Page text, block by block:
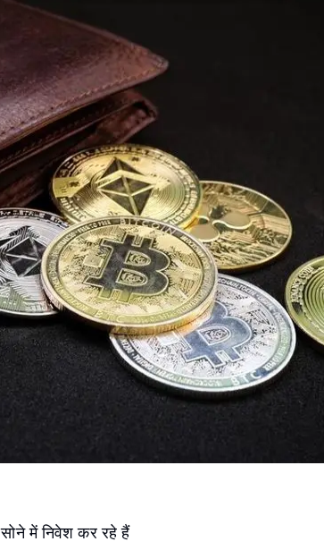
में निवेश कर रहे हैं